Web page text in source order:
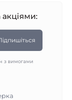
акціями:
з вимогами